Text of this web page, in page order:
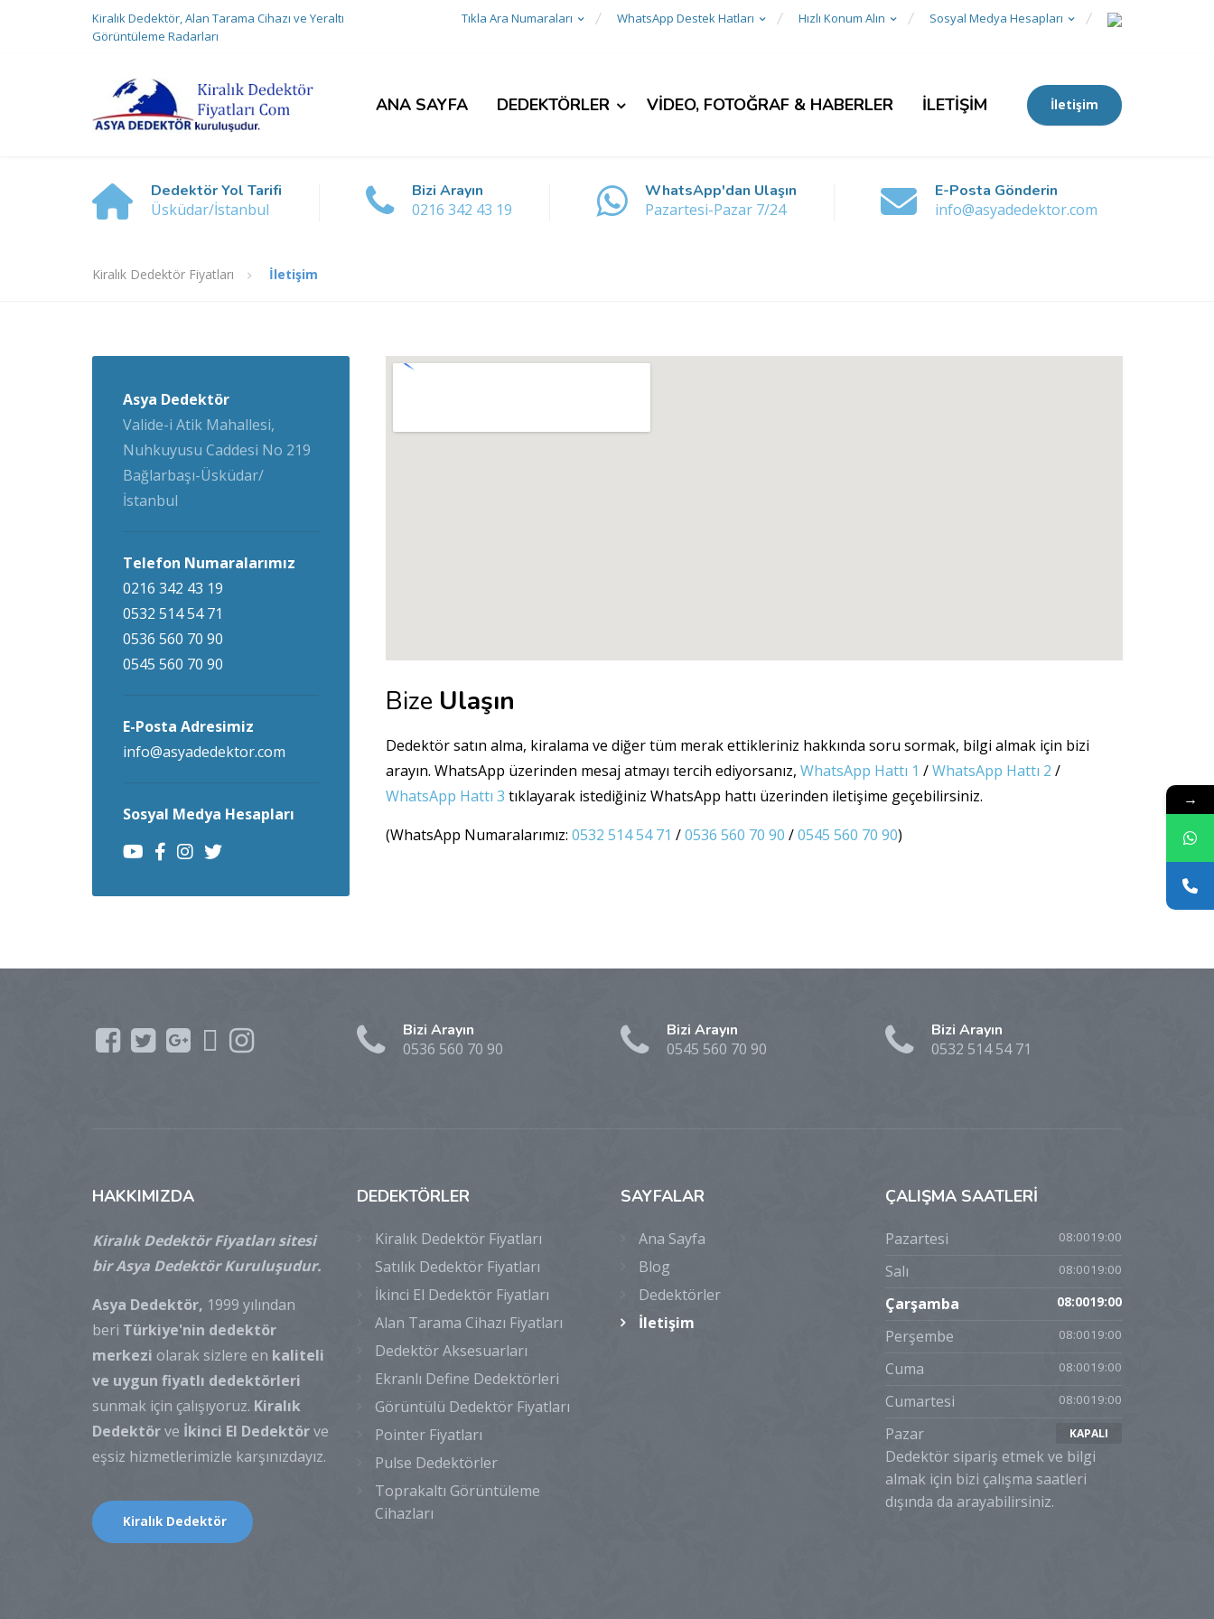
Kiralık Dedektör, Alan Tarama Cihazı ve Yeraltı
Görüntüleme Radarları
Tıkla Ara Numaraları WhatsApp Destek Hatları Hızlı Konum Alın Sosyal Medya Hesapları
ANA SAYFA DEDEKTÖRLER VİDEO, FOTOĞRAF & HABERLER İLETİŞİM İletişim
Dedektör Yol Tarifi
Üsküdar/İstanbul
Bizi Arayın
0216 342 43 19
WhatsApp'dan Ulaşın
Pazartesi-Pazar 7/24
E-Posta Gönderin
info@asyadedektor.com
Kiralık Dedektör Fiyatları İletişim
Asya Dedektör
Valide-i Atik Mahallesi,
Nuhkuyusu Caddesi No 219
Bağlarbaşı-Üsküdar/
İstanbul
Telefon Numaralarımız
0216 342 43 19
0532 514 54 71
0536 560 70 90
0545 560 70 90
E-Posta Adresimiz
info@asyadedektor.com
Sosyal Medya Hesapları
Bize Ulaşın
Dedektör satın alma, kiralama ve diğer tüm merak ettikleriniz hakkında soru sormak, bilgi almak için bizi
arayın. WhatsApp üzerinden mesaj atmayı tercih ediyorsanız, WhatsApp Hattı 1 /WhatsApp Hattı 2 /
WhatsApp Hattı 3 tıklayarak istediğiniz WhatsApp hattı üzerinden iletişime geçebilirsiniz.
(WhatsApp Numaralarımız: 0532 514 54 71 /0536 560 70 90 /0545 560 70 90)
Bizi Arayın
0536 560 70 90
Bizi Arayın
0545 560 70 90
Bizi Arayın
0532 514 54 71
HAKKIMIZDA
Kiralık Dedektör Fiyatları sitesi
bir Asya Dedektör Kuruluşudur.
Asya Dedektör, 1999 yılından
beri Türkiye'nin dedektör
merkezi olarak sizlere en kaliteli
ve uygun fiyatlı dedektörleri
sunmak için çalışıyoruz. Kiralık
Dedektörve İkinci El Dedektörve
eşsiz hizmetlerimizle karşınızdayız.
Kiralık Dedektör
DEDEKTÖRLER
Kiralık Dedektör Fiyatları
Satılık Dedektör Fiyatları
İkinci El Dedektör Fiyatları
Alan Tarama Cihazı Fiyatları
Dedektör Aksesuarları
Ekranlı Define Dedektörleri
Görüntülü Dedektör Fiyatları
Pointer Fiyatları
Pulse Dedektörler
Toprakaltı Görüntüleme
Cihazları
SAYFALAR
Ana Sayfa
Blog
Dedektörler
İletişim
ÇALIŞMA SAATLERİ
Pazartesi 08:0019:00
Salı 08:0019:00
Çarşamba 08:0019:00
Perşembe 08:0019:00
Cuma 08:0019:00
Cumartesi 08:0019:00
Pazar KAPALI
Dedektör sipariş etmek ve bilgi
almak için bizi çalışma saatleri
dışında da arayabilirsiniz.
→